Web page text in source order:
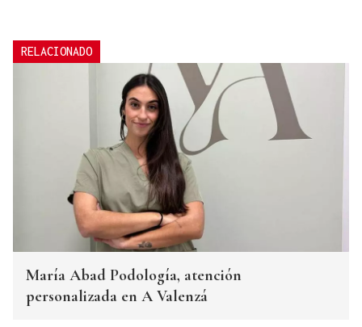
RELACIONADO
María Abad Podología, atención
personalizada en A Valenzá